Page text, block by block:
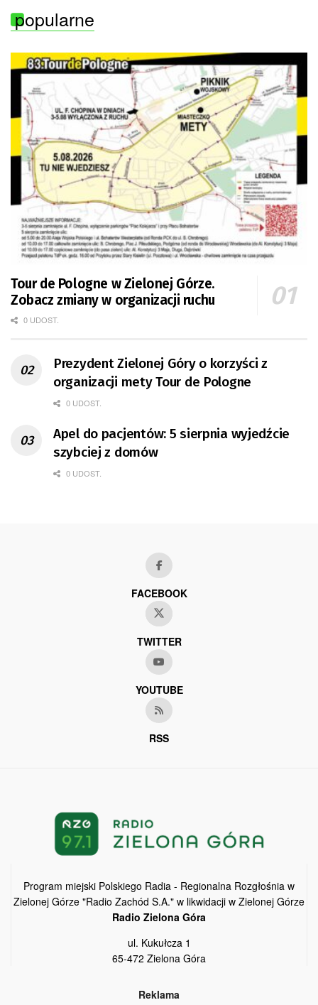
popularne
Tour de Pologne w Zielonej Górze.
Zobacz zmiany w organizacji ruchu
0 UDOST.
Prezydent Zielonej Góry o korzyści z
organizacji mety Tour de Pologne
0 UDOST.
Apel do pacjentów: 5 sierpnia wyjedźcie
szybciej z domów
0 UDOST.
FACEBOOK
TWITTER
YOUTUBE
RSS
Program miejski Polskiego Radia - Regionalna Rozgłośnia w
Zielonej Górze "Radio Zachód S.A." w likwidacji w Zielonej Górze
Radio Zielona Góra
ul. Kukułcza 1
65-472 Zielona Góra
Reklama